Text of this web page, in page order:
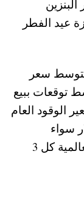
البنزين
40 % بعد اجازة عيد الفطر
متوسط سعر
، وسط توقعات ببيع
الوقود العام
سواء
بالارتفاع أو الانخفاض حسب الاسعار العالمية كل 3